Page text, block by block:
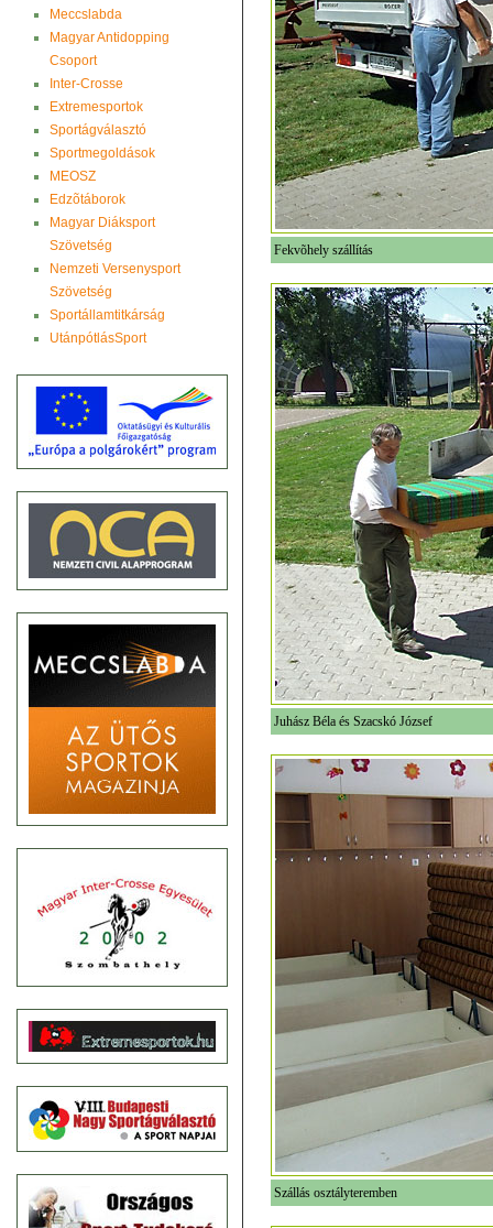
Meccslabda
Magyar Antidopping
Csoport
Inter-Crosse
Extremesportok
Sportágválasztó
Sportmegoldások
MEOSZ
Edzõtáborok
Magyar Diáksport
Szövetség
Nemzeti Versenysport
Szövetség
Sportállamtitkárság
UtánpótlásSport
Fekvõhely szállítás
Juhász Béla és Szacskó József
Szállás osztályteremben